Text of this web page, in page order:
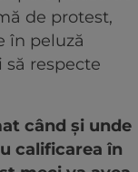
de protest,
în peluză
respecte
când și unde
calificarea în